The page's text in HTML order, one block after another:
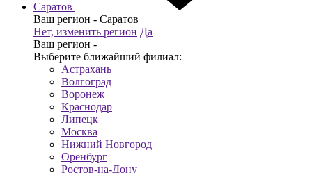
Саратов
Ваш регион - Саратов
Нет, изменить регион Да
Ваш регион -
Выберите ближайший филиал:
Астрахань
Волгоград
Воронеж
Краснодар
Липецк
Москва
Нижний Новгород
Оренбург
Ростов-на-Дону